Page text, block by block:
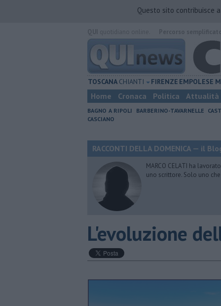
Questo sito contribuisce
TOSCANA CHIANTI FIRENZE EMPOLESE
Home Cronaca Politica Attualità
BAGNO A RIPOLI BARBERINO-TAVARNELLE
CASCIANO
RACCONTI DELLA DOMENICA — il
MARCO CELATI ha
uno scrittore. Solo uno
L'evoluzione